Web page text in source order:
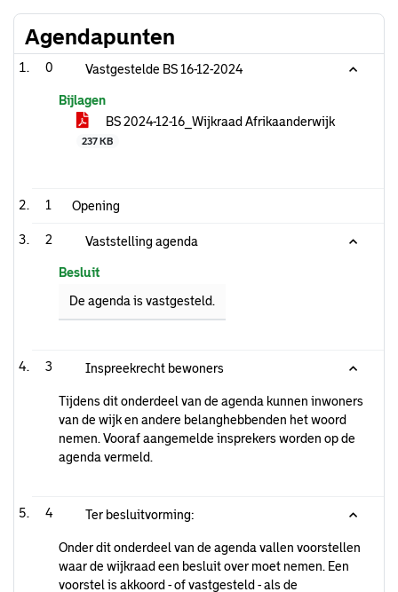
Agendapunten
0 Vastgestelde BS 16-12-2024
Bijlagen
BS 2024-12-16_Wijkraad Afrikaanderwijk
237 KB
1 Opening
2 Vaststelling agenda
Besluit
De agenda is vastgesteld.
3 Inspreekrecht bewoners
Tijdens dit onderdeel van de agenda kunnen inwoners
van de wijk en andere belanghebbenden het woord
nemen. Vooraf aangemelde insprekers worden op de
agenda vermeld.
4 Ter besluitvorming:
Onder dit onderdeel van de agenda vallen voorstellen
waar de wijkraad een besluit over moet nemen. Een
voorstel is akkoord - of vastgesteld - als de